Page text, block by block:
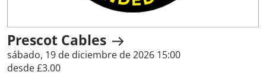
Prescot Cables
sábado, 19 de diciembre de 2026 15:00
desde £3.00